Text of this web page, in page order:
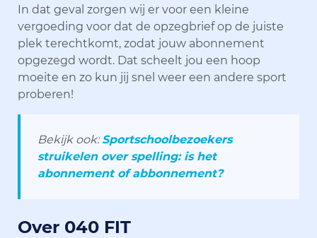
In dat geval zorgen wij er voor een kleine
vergoeding voor dat de opzegbrief op de juiste
plek terechtkomt, zodat jouw abonnement
opgezegd wordt. Dat scheelt jou een hoop
moeite en zo kun jij snel weer een andere sport
proberen!
Bekijk ook:Sportschoolbezoekers
struikelen over spelling: is het
abonnement of abbonnement?
Over 040 FIT